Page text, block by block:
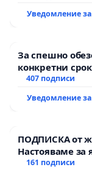
Уведомление
За спешно
конкретни
Мирово - к.к.
407 подписи
Уведомление
ПОДПИСКА от
Настояваме за
АД и от
161 подписи